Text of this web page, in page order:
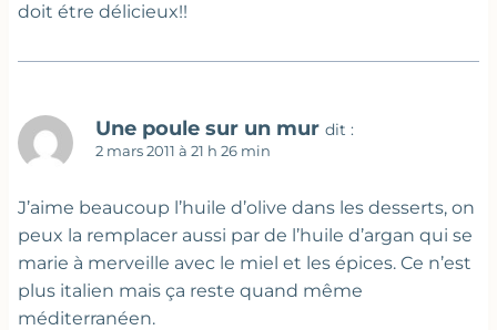
doit étre délicieux!!
Une poule sur un mur dit :
2 mars 2011 à 21 h 26 min
J’aime beaucoup l’huile d’olive dans les desserts, on
peux la remplacer aussi par de l’huile d’argan qui se
marie à merveille avec le miel et les épices. Ce n’est
plus italien mais ça reste quand même
méditerranéen.